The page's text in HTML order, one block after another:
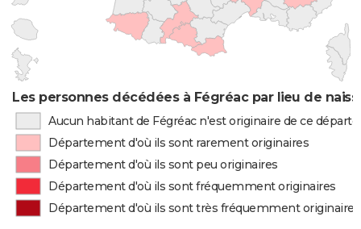
Les personnes décédées à Fégréac par lieu de
Aucun habitant de Fégréac n'est originaire de ce
Département d'où ils sont rarement originaires
Département d'où ils sont peu originaires
Département d'où ils sont fréquemment originaires
Département d'où ils sont très fréquemment originaires